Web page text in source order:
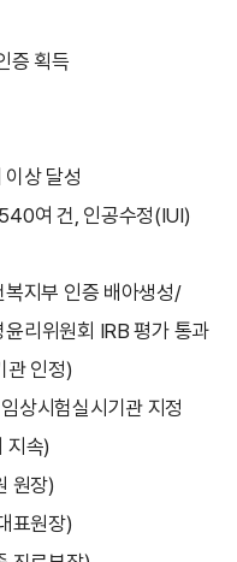
증 획득
상 달성
여 건, 인공수정(IUI)
지부 인증 배아생성/
리위원회 IRB 평가 통과
관 인정)
상시험실시기관 지정
지속)
원장)
표원장)